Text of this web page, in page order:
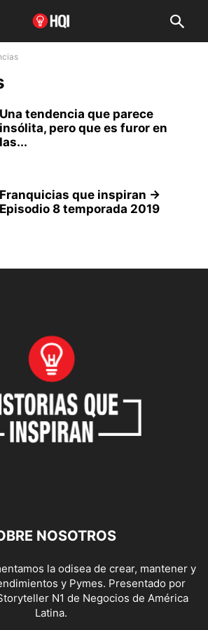
Una tendencia que parece
insólita, pero que es furor en
las...
Franquicias que inspiran →
Episodio 8 temporada 2019
NOSOTROS
la odisea de crear, mantener y
y Pymes. Presentado por
N1 de Negocios de América
Latina.